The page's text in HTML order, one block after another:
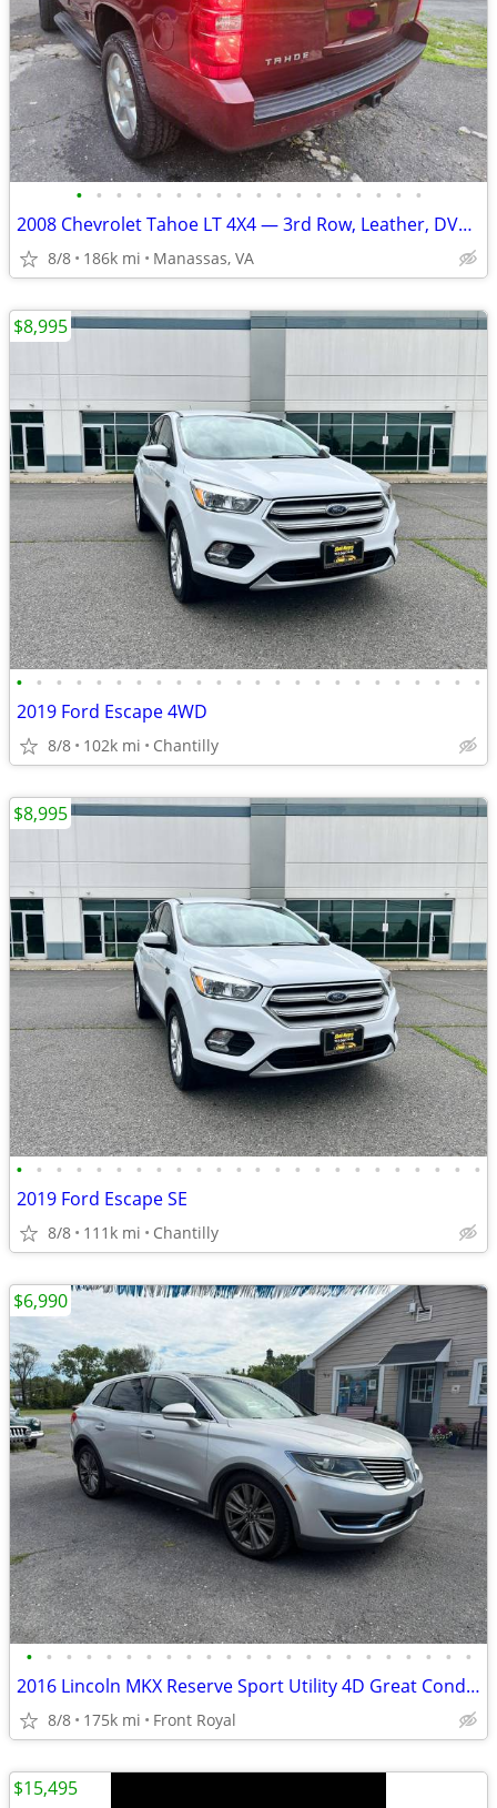
• • • • • • • • • • • • • • • • • •
2008 Chevrolet Tahoe LT 4X4 — 3rd Row, Leather, DVD, Clean Title — $3,
8/8 186k mi Manassas, VA
• • • • • • • • • • • • • • • • • • • • • • • •
2019 Ford Escape 4WD
8/8 102k mi Chantilly
$8,995
• • • • • • • • • • • • • • • • • • • • • • • •
2019 Ford Escape SE
8/8 111k mi Chantilly
$8,995
• • • • • • • • • • • • • • • • • • • • • • •
2016 Lincoln MKX Reserve Sport Utility 4D Great Condition - $6,990 (Fr
8/8 175k mi Front Royal
$6,990
$15,495